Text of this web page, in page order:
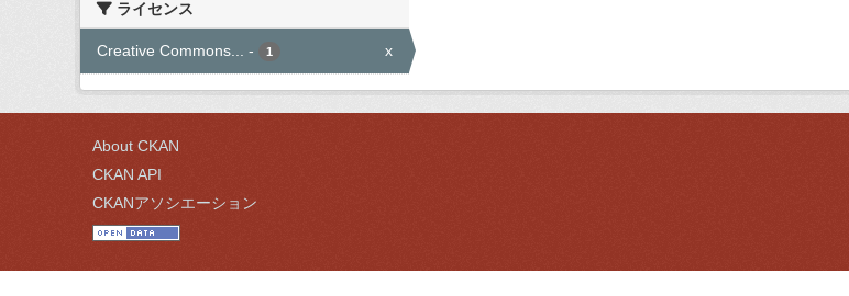
ライセンス
Creative Commons... - 1 x
About CKAN
CKAN API
CKANアソシエーション